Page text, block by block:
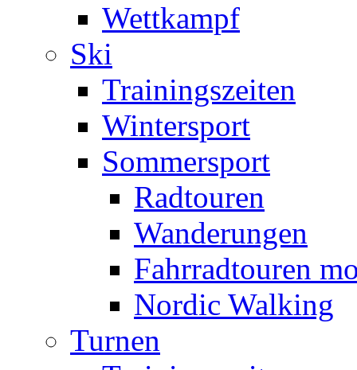
Wettkampf
Ski
Trainingszeiten
Wintersport
Sommersport
Radtouren
Wanderungen
Fahrradtouren
Nordic Walking
Turnen